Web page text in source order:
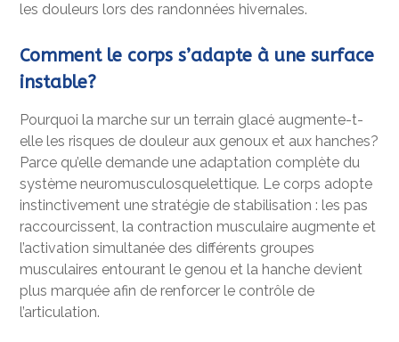
les douleurs lors des randonnées hivernales.
Comment le corps s’adapte à une surface
instable?
Pourquoi la marche sur un terrain glacé augmente-t-
elle les risques de douleur aux genoux et aux hanches?
Parce qu’elle demande une adaptation complète du
système neuromusculosquelettique. Le corps adopte
instinctivement une stratégie de stabilisation : les pas
raccourcissent, la contraction musculaire augmente et
l’activation simultanée des différents groupes
musculaires entourant le genou et la hanche devient
plus marquée afin de renforcer le contrôle de
l’articulation.